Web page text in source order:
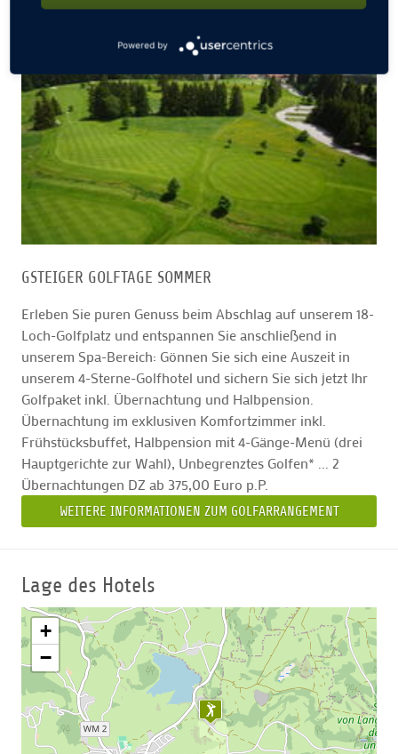
GSTEIGER GOLFTAGE SOMMER
Erleben Sie puren Genuss beim Abschlag auf unserem 18-
Loch-Golfplatz und entspannen Sie anschließend in
unserem Spa-Bereich: Gönnen Sie sich eine Auszeit in
unserem 4-Sterne-Golfhotel und sichern Sie sich jetzt Ihr
Golfpaket inkl. Übernachtung und Halbpension.
Übernachtung im exklusiven Komfortzimmer inkl.
Frühstücksbuffet, Halbpension mit 4-Gänge-Menü (drei
Hauptgerichte zur Wahl), Unbegrenztes Golfen* ... 2
Übernachtungen DZ ab 375,00 Euro p.P.
WEITERE INFORMATIONEN ZUM GOLFARRANGEMENT
Lage des Hotels
+
−
Powered by